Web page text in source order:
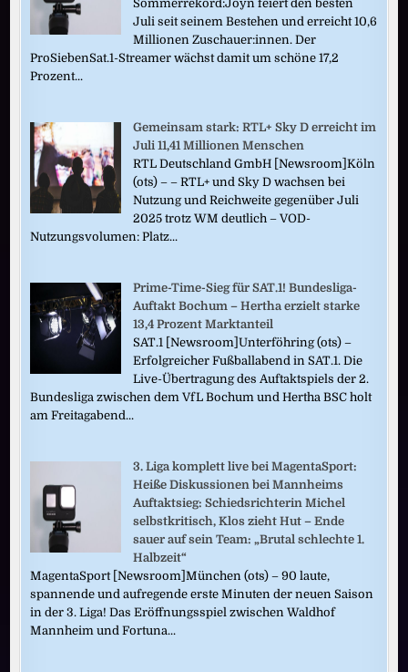
Sommerrekord:Joyn feiert den besten
Juli seit seinem Bestehen und erreicht 10,6
Millionen Zuschauer:innen. Der
ProSiebenSat.1-Streamer wächst damit um schöne 17,2
Prozent...
Gemeinsam stark: RTL+ Sky D erreicht im
Juli 11,41 Millionen Menschen
RTL Deutschland GmbH [Newsroom]Köln
(ots) – – RTL+ und Sky D wachsen bei
Nutzung und Reichweite gegenüber Juli
2025 trotz WM deutlich – VOD-
Nutzungsvolumen: Platz...
Prime-Time-Sieg für SAT.1! Bundesliga-
Auftakt Bochum – Hertha erzielt starke
13,4 Prozent Marktanteil
SAT.1 [Newsroom]Unterföhring (ots) –
Erfolgreicher Fußballabend in SAT.1. Die
Live-Übertragung des Auftaktspiels der 2.
Bundesliga zwischen dem VfL Bochum und Hertha BSC holt
am Freitagabend...
3. Liga komplett live bei MagentaSport:
Heiße Diskussionen bei Mannheims
Auftaktsieg: Schiedsrichterin Michel
selbstkritisch, Klos zieht Hut – Ende
sauer auf sein Team: „Brutal schlechte 1.
Halbzeit“
MagentaSport [Newsroom]München (ots) – 90 laute,
spannende und aufregende erste Minuten der neuen Saison
in der 3. Liga! Das Eröffnungsspiel zwischen Waldhof
Mannheim und Fortuna...